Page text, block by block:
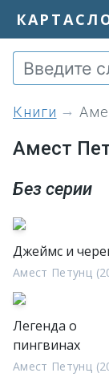
книги
Амест
Без серии
Джеймс и
Амест Петунц
Легенда о
пингвинах
Амест Петунц